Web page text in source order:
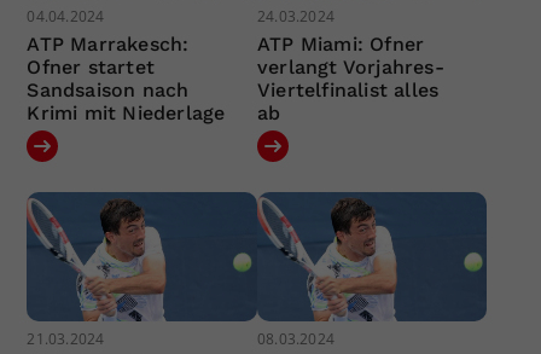
04.04.2024
ATP Marrakesch:
Ofner startet
Sandsaison nach
Krimi mit Niederlage
24.03.2024
ATP Miami: Ofner
verlangt Vorjahres-
Viertelfinalist alles
ab
21.03.2024 08.03.2024